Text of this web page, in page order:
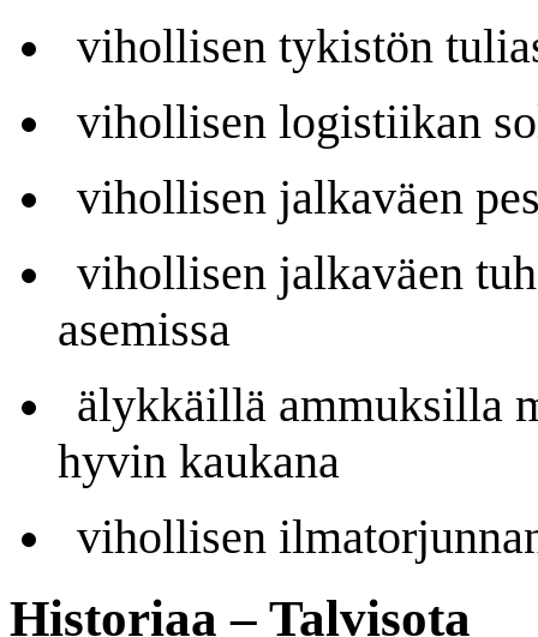
vihollisen tykistön
vihollisen logistiikan
vihollisen jalkaväen
vihollisen jalkaväen
asemissa
älykkäillä ammuksilla
hyvin kaukana
vihollisen
Historiaa – Talvisota